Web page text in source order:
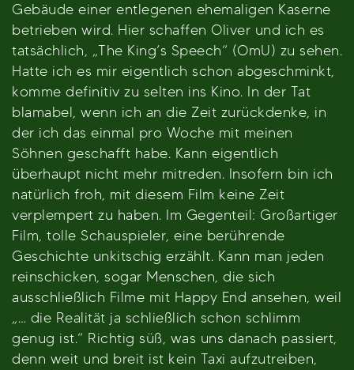
Gebäude einer entlegenen ehemaligen Kaserne
betrieben wird. Hier schaffen Oliver und ich es
tatsächlich, „The King’s Speech“ (OmU) zu sehen.
Hatte ich es mir eigentlich schon abgeschminkt,
komme definitiv zu selten ins Kino. In der Tat
blamabel, wenn ich an die Zeit zurückdenke, in
der ich das einmal pro Woche mit meinen
Söhnen geschafft habe. Kann eigentlich
überhaupt nicht mehr mitreden. Insofern bin ich
natürlich froh, mit diesem Film keine Zeit
verplempert zu haben. Im Gegenteil: Großartiger
Film, tolle Schauspieler, eine berührende
Geschichte unkitschig erzählt. Kann man jeden
reinschicken, sogar Menschen, die sich
ausschließlich Filme mit Happy End ansehen, weil
„… die Realität ja schließlich schon schlimm
genug ist.“ Richtig süß, was uns danach passiert,
denn weit und breit ist kein Taxi aufzutreiben,